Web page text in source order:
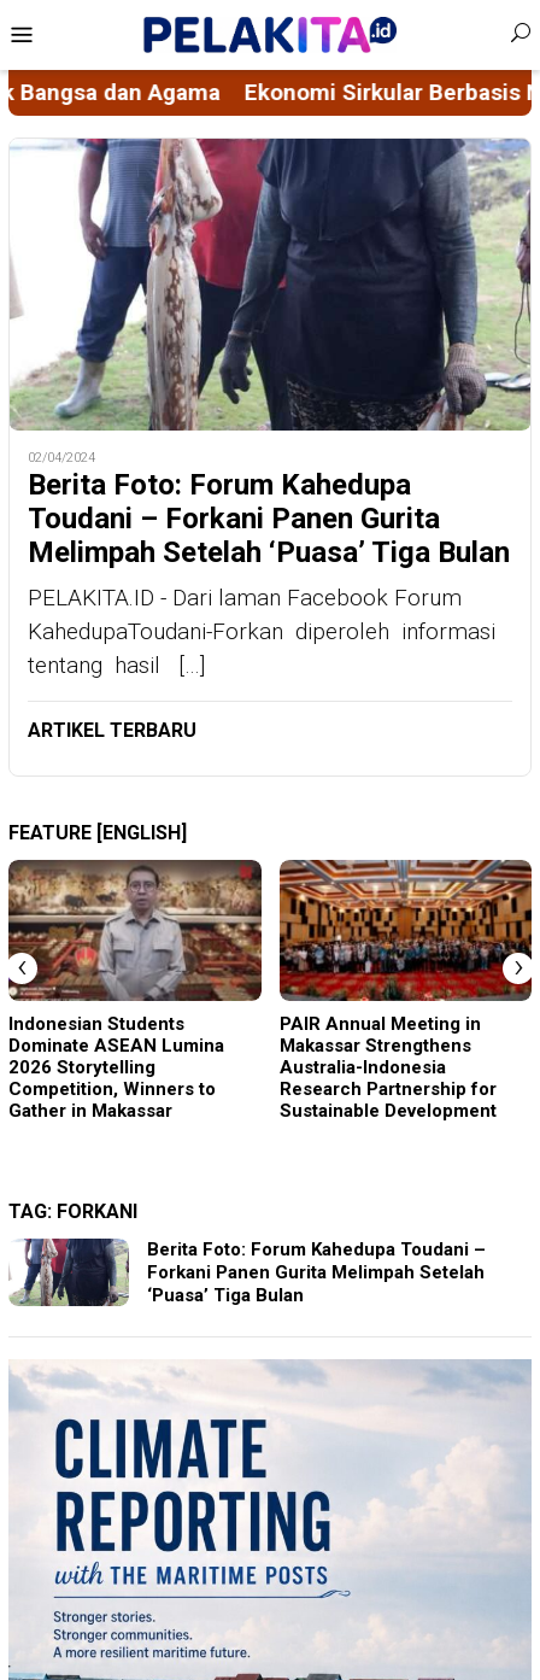
to
content
Menu
Sirkular Berbasis Nilai Spiritual, Mengubah
02/04/2024
Berita Foto: Forum Kahedupa
Toudani – Forkani Panen Gurita
Melimpah Setelah ‘Puasa’ Tiga Bulan
PELAKITA.ID - Dari laman Facebook Forum
KahedupaToudani-Forkan diperoleh informasi
tentang hasil […]
ARTIKEL TERBARU
FEATURE [ENGLISH]
Indonesian Students
Dominate ASEAN Lumina
2026 Storytelling
Competition, Winners to
Gather in Makassar
PAIR Annual Meeting in
Makassar Strengthens
Australia-Indonesia
Research Partnership for
Sustainable Development
‹ ›
TAG: FORKANI
Berita Foto: Forum Kahedupa Toudani –
Forkani Panen Gurita Melimpah Setelah
‘Puasa’ Tiga Bulan